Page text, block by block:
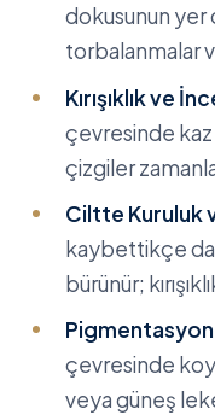
dokusunun
torbalanmalar
Kırışıklık ve
çevresinde kaz
çizgiler
Ciltte Kuruluk
kaybettikçe
bürünür;
çevresinde
veya güneş